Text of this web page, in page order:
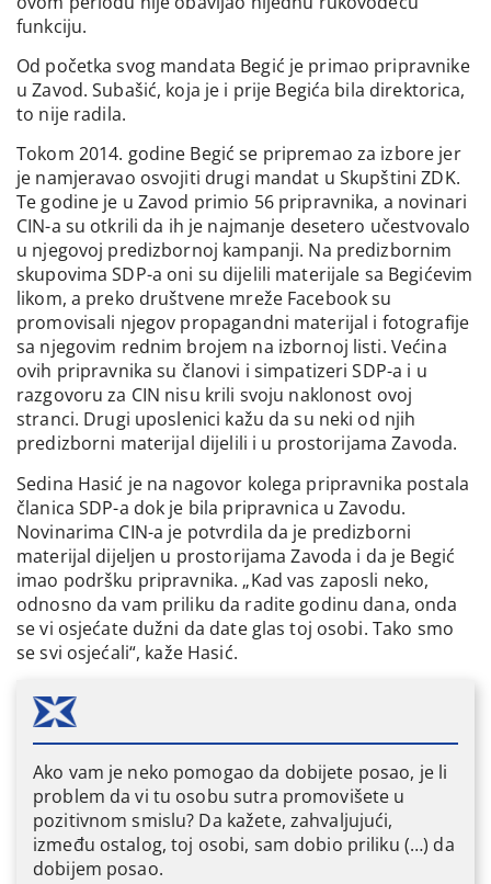
funkciju.
Od početka svog mandata Begić je primao pripravnike
u Zavod. Subašić, koja je i prije Begića bila direktorica,
to nije radila.
Tokom 2014. godine Begić se pripremao za izbore jer
je namjeravao osvojiti drugi mandat u Skupštini ZDK.
Te godine je u Zavod primio 56 pripravnika, a novinari
CIN-a su otkrili da ih je najmanje desetero učestvovalo
u njegovoj predizbornoj kampanji. Na predizbornim
skupovima SDP-a oni su dijelili materijale sa Begićevim
likom, a preko društvene mreže Facebook su
promovisali njegov propagandni materijal i fotografije
sa njegovim rednim brojem na izbornoj listi. Većina
ovih pripravnika su članovi i simpatizeri SDP-a i u
razgovoru za CIN nisu krili svoju naklonost ovoj
stranci. Drugi uposlenici kažu da su neki od njih
predizborni materijal dijelili i u prostorijama Zavoda.
Sedina Hasić je na nagovor kolega pripravnika postala
članica SDP-a dok je bila pripravnica u Zavodu.
Novinarima CIN-a je potvrdila da je predizborni
materijal dijeljen u prostorijama Zavoda i da je Begić
imao podršku pripravnika. „Kad vas zaposli neko,
odnosno da vam priliku da radite godinu dana, onda
se vi osjećate dužni da date glas toj osobi. Tako smo
se svi osjećali“, kaže Hasić.
Ako vam je neko pomogao da dobijete posao, je li
problem da vi tu osobu sutra promovišete u
pozitivnom smislu? Da kažete, zahvaljujući,
između ostalog, toj osobi, sam dobio priliku (…) da
dobijem posao.